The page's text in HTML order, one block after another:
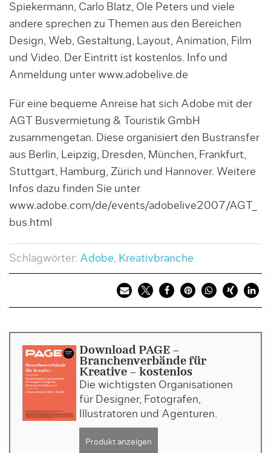
Spiekermann, Carlo Blatz, Ole Peters und viele
andere sprechen zu Themen aus den Bereichen
Design, Web, Gestaltung, Layout, Animation, Film
und Video. Der Eintritt ist kostenlos. Info und
Anmeldung unter www.adobelive.de
Für eine bequeme Anreise hat sich Adobe mit der
AGT Busvermietung & Touristik GmbH
zusammengetan. Diese organisiert den Bustransfer
aus Berlin, Leipzig, Dresden, München, Frankfurt,
Stuttgart, Hamburg, Zürich und Hannover. Weitere
Infos dazu finden Sie unter
www.adobe.com/de/events/adobelive2007/AGT_
bus.html
Schlagwörter: Adobe, Kreativbranche
Download PAGE -
Branchenverbände für
Kreative - kostenlos
Die wichtigsten Organisationen
für Designer, Fotografen,
Illustratoren und Agenturen.
Produkt anzeigen